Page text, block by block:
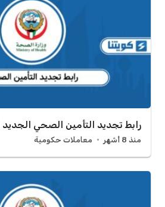
رابط تجديد التأمين الصحي
منذ 8 أشهر معاملات حكومية